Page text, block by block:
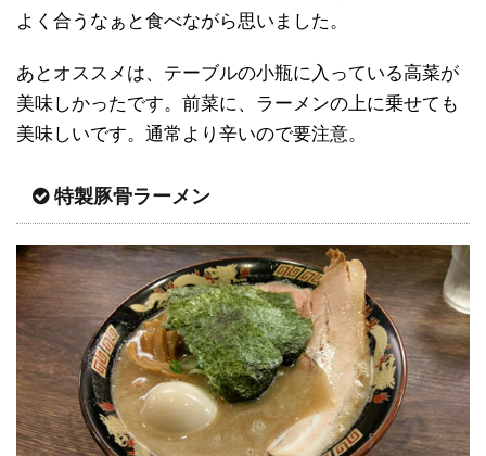
よく合うなぁと食べながら思いました。
あとオススメは、テーブルの小瓶に入っている高菜が
美味しかったです。前菜に、ラーメンの上に乗せても
美味しいです。通常より辛いので要注意。
特製豚骨ラーメン